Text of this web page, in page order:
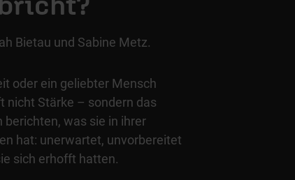
Bietau und Sabine Metz.
oder ein geliebter Mensch
nicht Stärke – sondern das
berichten, was sie in ihrer
hat: unerwartet, unvorbereitet
sich erhofft hatten.